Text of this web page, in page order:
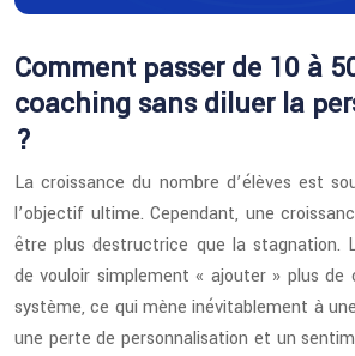
Comment passer de 10 à
coaching sans diluer la
?
La croissance du nombre d’élèves est
l’objectif ultime. Cependant, une
être plus destructrice que la stagnation.
de vouloir simplement « ajouter » plus de
système, ce qui mène inévitablement à
une perte de personnalisation et un